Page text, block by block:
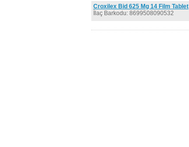
Croxilex Bid 625 Mg 14 Film Tablet
İlaç Barkodu: 8699508090532